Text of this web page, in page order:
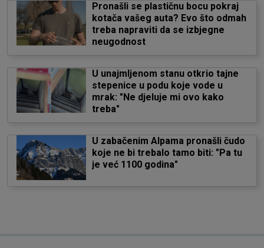
Pronašli se plastičnu bocu pokraj
kotača vašeg auta? Evo što odmah
treba napraviti da se izbjegne
neugodnost
U unajmljenom stanu otkrio tajne
stepenice u podu koje vode u
mrak: "Ne djeluje mi ovo kako
treba"
U zabačenim Alpama pronašli čudo
koje ne bi trebalo tamo biti: "Pa tu
je već 1100 godina"